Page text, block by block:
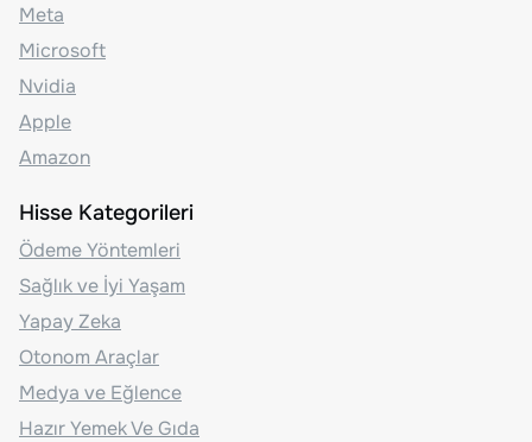
Meta
Microsoft
Nvidia
Apple
Amazon
Hisse Kategorileri
Ödeme Yöntemleri
Sağlık ve İyi Yaşam
Yapay Zeka
Otonom Araçlar
Medya ve Eğlence
Hazır Yemek Ve Gıda